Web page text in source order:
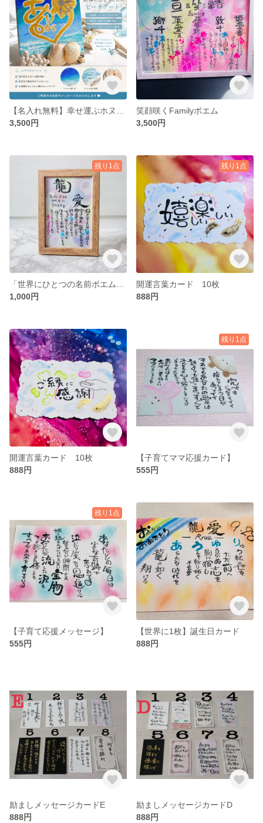
3,500円
笑顔咲くFamilyポエム
3,500円
残り1点
1,000円
残り1点
開運言葉カード 10枚
888円
開運言葉カード 10枚
888円
残り1点
【子育てママ応援カード】
555円
残り1点
【子育て応援メッセージ】
555円
【世界に1枚】誕生日カード
888円
励ましメッセージカードE
888円
励ましメッセージカードD
888円